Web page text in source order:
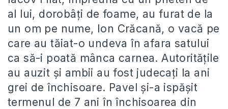
al lui, dorobâți de foame, au furat de la
un om pe nume, Ion Crăcană, o vacă pe
care au tăiat-o undeva în afara satului
ca să-i poată mânca carnea. Autoritățile
au auzit și ambii au fost judecați la ani
grei de închisoare. Pavel și-a ispășit
termenul de 7 ani în închisoarea din